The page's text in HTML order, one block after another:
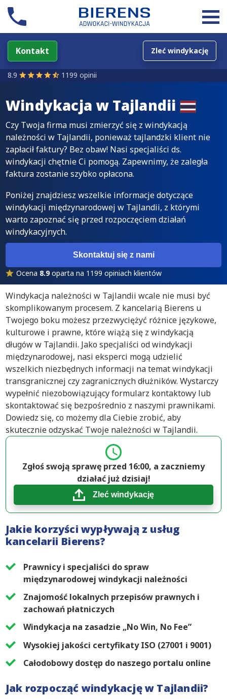
Kontakt Zleć windykację
8.9 1199 opinii
Windykacja w Tajlandii
Czy Twoja firma musi zmierzyć się z windykacją
należności w Tajlandii, ponieważ tajlandzki klient nie
zapłacił faktury? Bez obaw! Nasi specjaliści ds.
windykacji chętnie Ci pomogą. Zapewnimy, że zaległa
faktura zostanie szybko opłacona.
Poniżej znajdziesz wszelkie informacje dotyczące
windykacji międzynarodowej w Tajlandii, z którymi
warto zapoznać się przed rozpoczęciem działań
windykacyjnych.
Skontaktuj się z nami
Ocena 8.9oparta na 1199 opiniach klientów
Windykacja należności w Tajlandii wcale nie musi być
skomplikowanym procesem. Z kancelarią Bierens u
Twojego boku możesz przezwyciężyć różnice językowe,
kulturowe i prawne, które wiążą się z windykacją
długów w Tajlandii. Jako specjaliści od windykacji
międzynarodowej, nasi eksperci mogą udzielić
wszelkich niezbędnych informacji na temat windykacji
transgranicznej czy zagranicznych dłużników. Wystarczy
wypełnić niezobowiązujący formularz kontaktowy lub
skontaktować się bezpośrednio z naszymi prawnikami.
Dowiedz się, co możemy dla Ciebie zrobić, aby
skutecznie odzyskać Twoje należności w Tajlandii.
Zgłoś swoją sprawę przed 16:00, a zaczniemy
działać już dzisiaj!
Zleć windykację
Jakie korzyści wypływają z usług
kancelarii Bierens?
Prawnicy i specjaliści do spraw
międzynarodowej windykacji należności
Znajomość lokalnych przepisów prawnych i
zachowań płatniczych
Windykacja na zasadzie „No Win, No Fee”
Wysokiej jakości certyfikaty ISO (27001 i 9001)
Całodobowy dostęp do naszego portalu online
Jak rozpocząć windykację w Tajlandii?